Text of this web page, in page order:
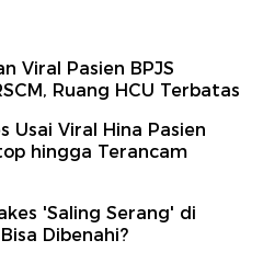
Viral Pasien BPJS
Ruang HCU Terbatas
Usai Viral Hina Pasien
hingga Terancam
'Saling Serang' di
Dibenahi?